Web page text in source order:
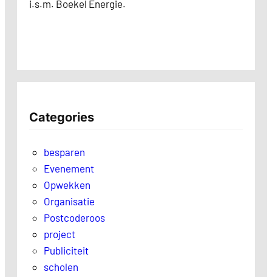
i.s.m. Boekel Energie.
Categories
besparen
Evenement
Opwekken
Organisatie
Postcoderoos
project
Publiciteit
scholen